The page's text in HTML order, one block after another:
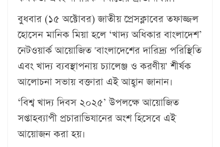
বুধবার (১৫ অক্টোবর) জাতীয় প্রেসক্লাবের তফাজ্জল
হোসেন মানিক মিয়া হলে ‘খাদ্য অধিকার বাংলাদেশ’
নেটওয়ার্ক আয়োজিত 'বাংলাদেশের দারিদ্র্য পরিস্থিতি
এবং খাদ্য ব্যবস্থাপনায় চ্যালেঞ্জ ও করণীয়' শীর্ষক
আলোচনা সভায় বক্তারা এই আহ্বান জানান।
‘বিশ্ব খাদ্য দিবস ২০২৫’ উপলক্ষে আয়োজিত
সপ্তাহব্যাপী প্রচারাভিযানের অংশ হিসেবে এই
আয়োজন করা হয়।